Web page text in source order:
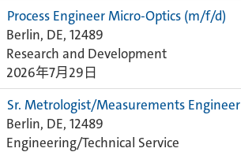
Process Engineer Micro-Optics (m/f/d)
Berlin, DE, 12489
Research and Development
2026年7月29日
Sr. Metrologist/Measurements
Berlin, DE, 12489
Engineering/Technical Service